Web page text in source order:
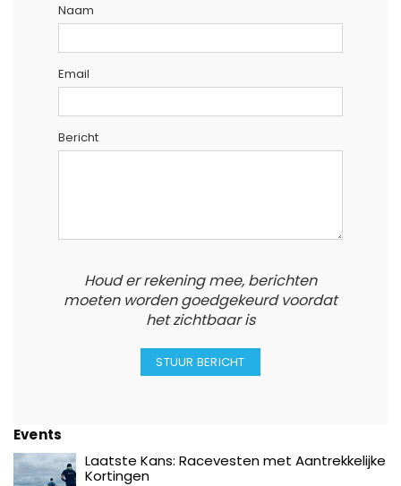
Naam
Email
Bericht
Houd er rekening mee, berichten
moeten worden goedgekeurd voordat
het zichtbaar is
Events
Laatste Kans: Racevesten met Aantrekkelijke
Kortingen